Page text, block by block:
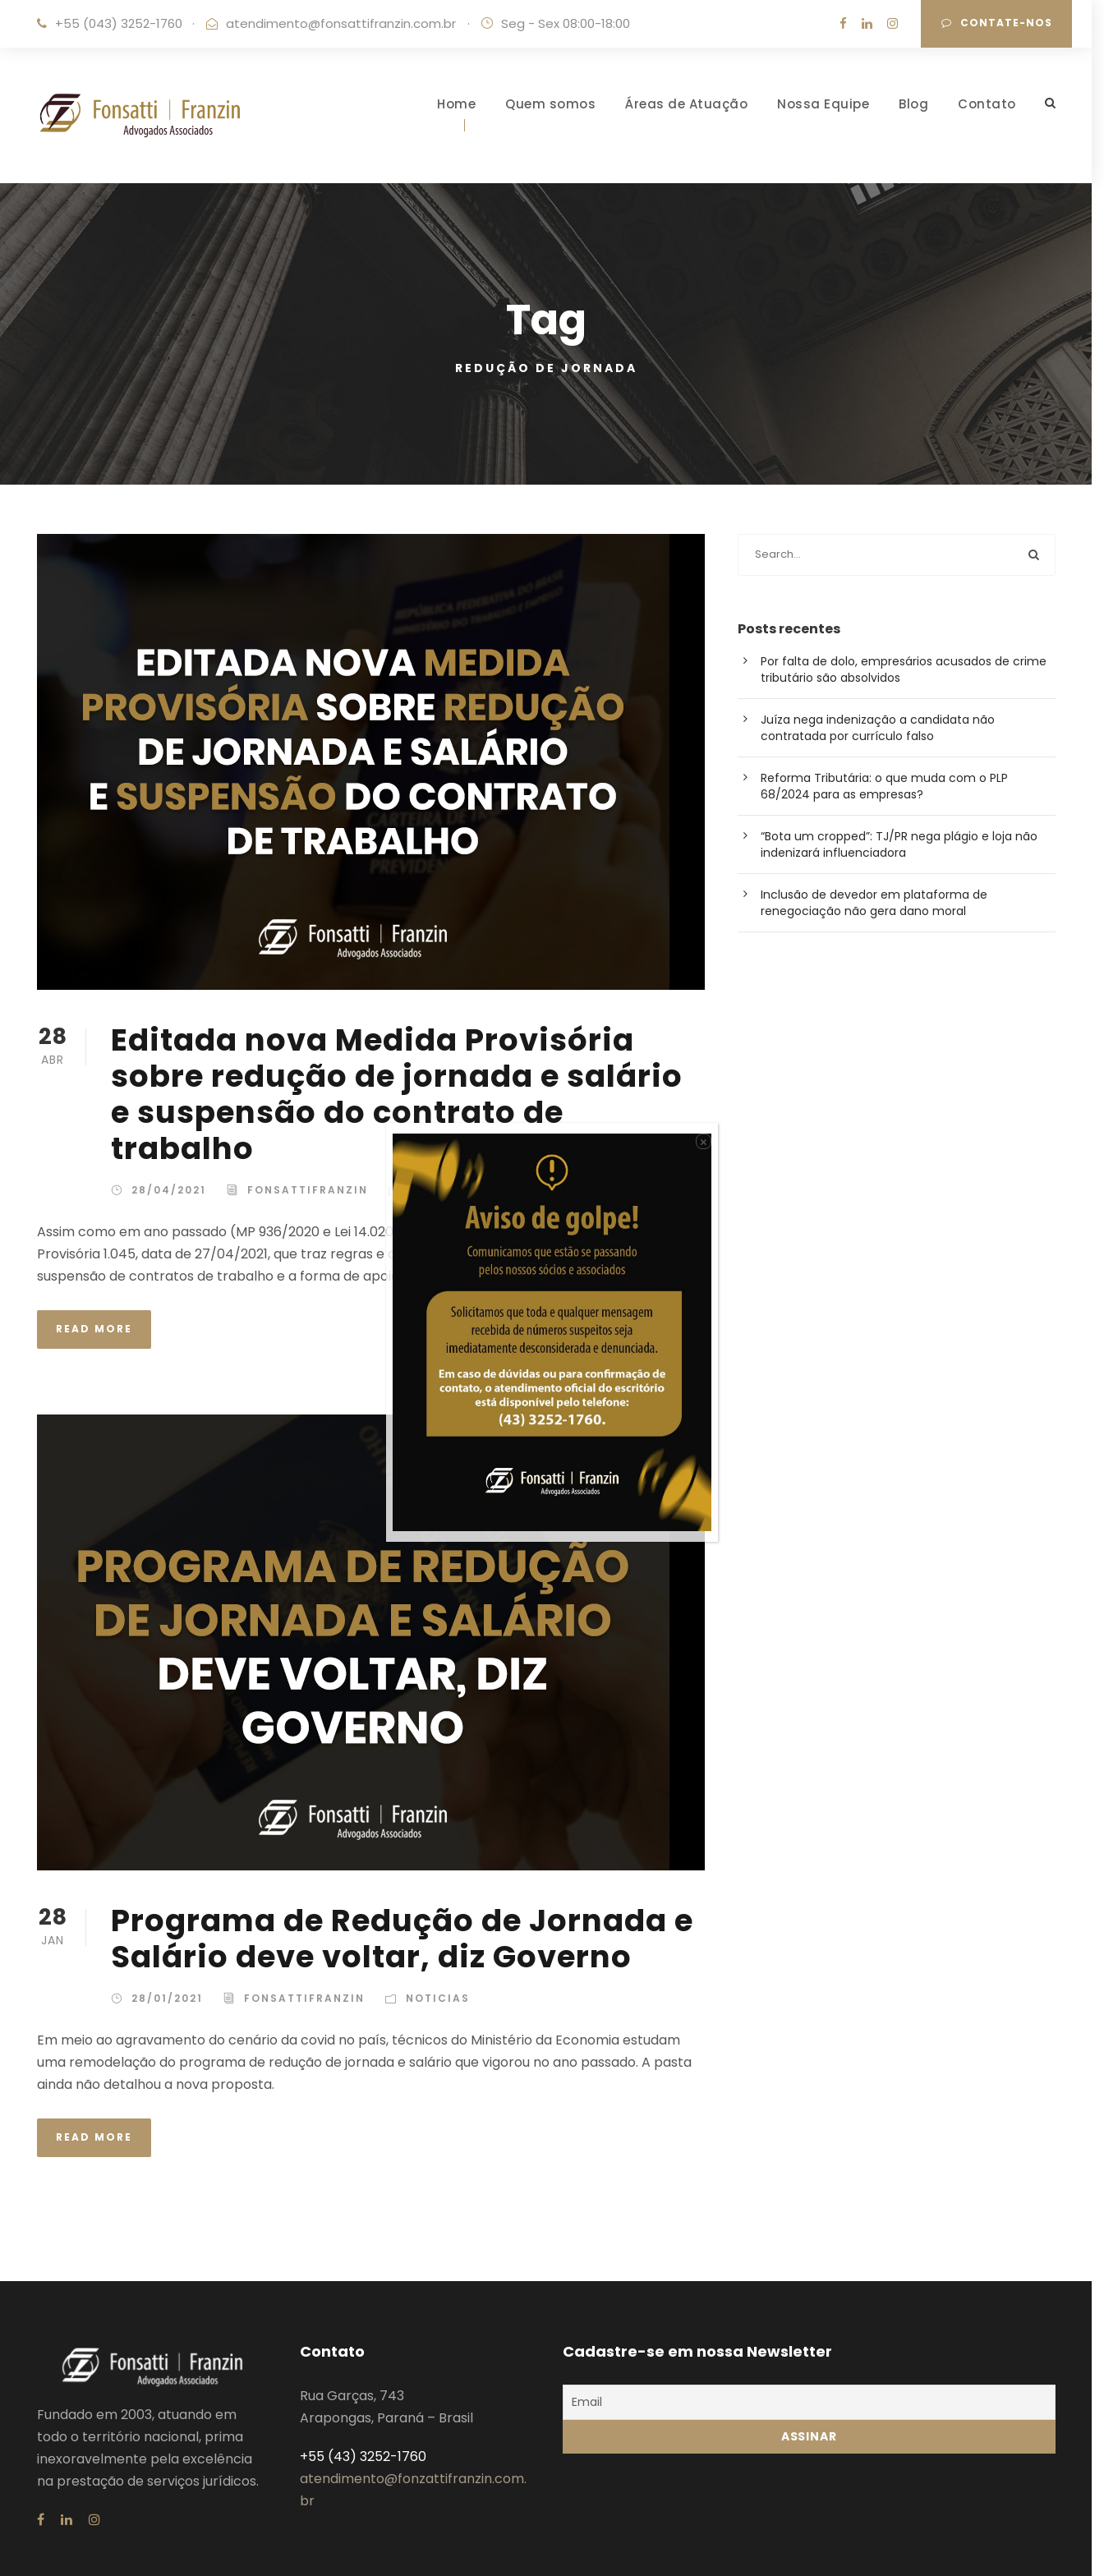
+55 (043) 3252-1760 · atendimento@fonsattifranzin.com.br · Seg - Sex 08:00-18:00 CONTATE-NOS
Home Quem somos Áreas de Atuação Nossa Equipe Blog Contato
Tag
REDUÇÃO DE JORNADA
28
ABR
Editada nova Medida Provisória
sobre redução de jornada e salário
e suspensão do contrato de
trabalho
28/04/2021 FONSATTIFRANZIN NOTICIAS
Assim como em ano passado (MP 936/2020 e Lei 14.020/2020), o Governo Federal adotou a Medida
Provisória 1.045, data de 27/04/2021, que traz regras e condições para redução de jornada e salário e
suspensão de contratos de trabalho e a forma de apoio ao trabalhador e empresário.
READ MORE
28
JAN
Programa de Redução de Jornada e
Salário deve voltar, diz Governo
28/01/2021 FONSATTIFRANZIN NOTICIAS
Em meio ao agravamento do cenário da covid no país, técnicos do Ministério da Economia estudam
uma remodelação do programa de redução de jornada e salário que vigorou no ano passado. A pasta
ainda não detalhou a nova proposta.
READ MORE
Posts recentes
Por falta de dolo, empresários acusados de crime
tributário são absolvidos
Juíza nega indenização a candidata não
contratada por currículo falso
Reforma Tributária: o que muda com o PLP
68/2024 para as empresas?
“Bota um cropped”: TJ/PR nega plágio e loja não
indenizará influenciadora
Inclusão de devedor em plataforma de
renegociação não gera dano moral
Fundado em 2003, atuando em
todo o território nacional, prima
inexoravelmente pela excelência
na prestação de serviços jurídicos.
Contato
Rua Garças, 743
Arapongas, Paraná – Brasil
+55 (43) 3252-1760
atendimento@fonzattifranzin.com.
br
Cadastre-se em nossa Newsletter
×